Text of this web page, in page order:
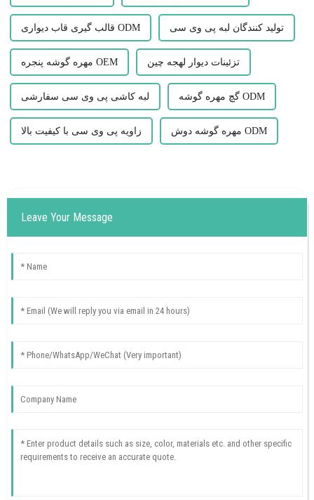
قالب گیری قاب دیواری ODM تولید کنندگان لبه پی وی سی
مهره گوشه پنجره OEM تزئینات دیوار لهجه چین
لبه کاشی پی وی سی سفارشی گچ مهره گوشه ODM
زاویه پی وی سی با کیفیت بالا مهره گوشه دوش ODM
Leave Your Message